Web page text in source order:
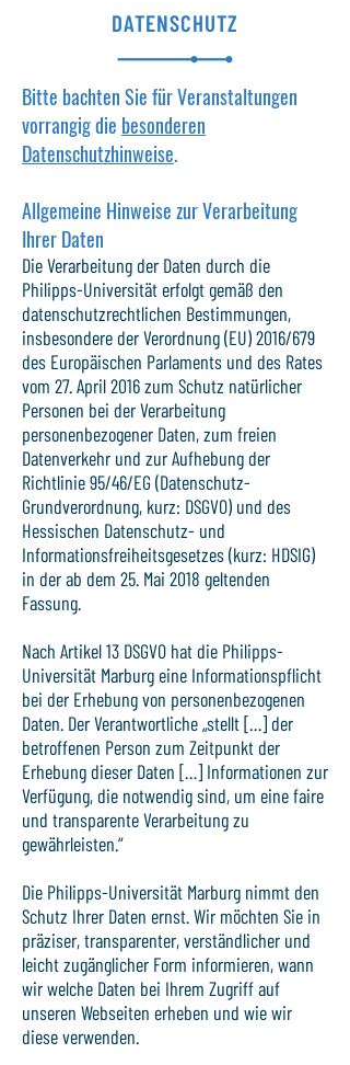
DATENSCHUTZ
Bitte bachten Sie für Veranstaltungen
vorrangig die besonderen
Datenschutzhinweise.
Allgemeine Hinweise zur Verarbeitung
Ihrer Daten
Die Verarbeitung der Daten durch die
Philipps-Universität erfolgt gemäß den
datenschutzrechtlichen Bestimmungen,
insbesondere der Verordnung (EU) 2016/679
des Europäischen Parlaments und des Rates
vom 27. April 2016 zum Schutz natürlicher
Personen bei der Verarbeitung
personenbezogener Daten, zum freien
Datenverkehr und zur Aufhebung der
Richtlinie 95/46/EG (Datenschutz-
Grundverordnung, kurz: DSGVO) und des
Hessischen Datenschutz- und
Informationsfreiheitsgesetzes (kurz: HDSIG)
in der ab dem 25. Mai 2018 geltenden
Fassung.
Nach Artikel 13 DSGVO hat die Philipps-
Universität Marburg eine Informationspflicht
bei der Erhebung von personenbezogenen
Daten. Der Verantwortliche „stellt […] der
betroffenen Person zum Zeitpunkt der
Erhebung dieser Daten […] Informationen zur
Verfügung, die notwendig sind, um eine faire
und transparente Verarbeitung zu
gewährleisten.“
Die Philipps-Universität Marburg nimmt den
Schutz Ihrer Daten ernst. Wir möchten Sie in
präziser, transparenter, verständlicher und
leicht zugänglicher Form informieren, wann
wir welche Daten bei Ihrem Zugriff auf
unseren Webseiten erheben und wie wir
diese verwenden.